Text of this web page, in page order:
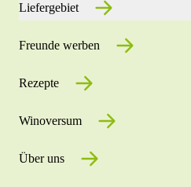
Liefergebiet
Freunde werben
Rezepte
Winoversum
Über uns